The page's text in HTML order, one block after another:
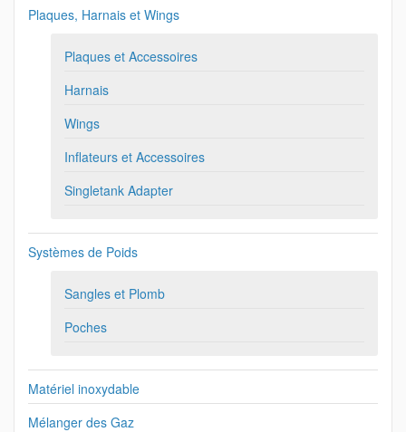
Plaques, Harnais et Wings
Plaques et Accessoires
Harnais
Wings
Inflateurs et Accessoires
Singletank Adapter
Systèmes de Poids
Sangles et Plomb
Poches
Matériel inoxydable
Mélanger des Gaz